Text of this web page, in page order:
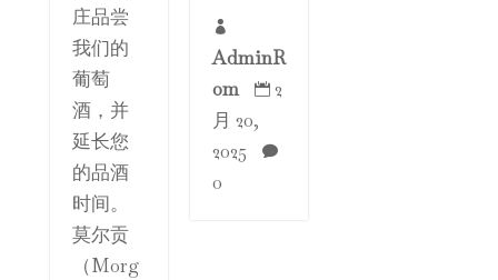
庄品尝
我们的
葡萄
酒，并
延长您
的品酒
时间。
莫尔贡
（Morg

AdminR
om
 2
月 20,
2025

0